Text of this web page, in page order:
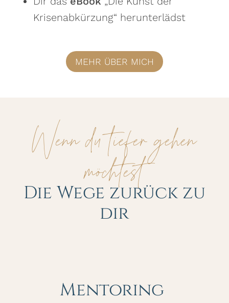
Krisenabkürzung“ herunterlädst
MEHR ÜBER MICH
Wenn du tiefer gehen
möchtest
Die Wege zurück zu
dir
Mentoring